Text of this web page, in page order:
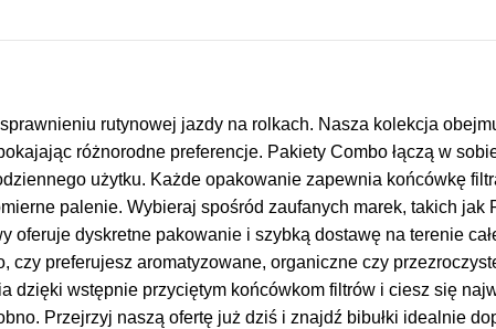
rutynowej jazdy na rolkach. Nasza kolekcja
różnorodne preferencje. Pakiety Combo łączą w
użytku. Każde opakowanie zapewnia końcówkę
palenie. Wybieraj spośród zaufanych marek, takich jak
dyskretne pakowanie i szybką dostawę na terenie
preferujesz aromatyzowane, organiczne czy
wstępnie przyciętym końcówkom filtrów i ciesz się
Przejrzyj naszą ofertę już dziś i znajdź bibułki idealnie